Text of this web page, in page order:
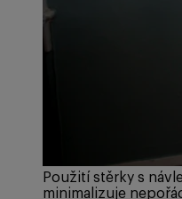
Použití stěrky s
minimalizuje